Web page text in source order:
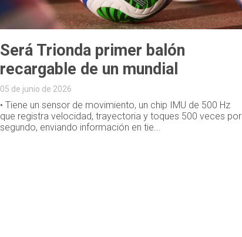
Será Trionda primer balón
recargable de un mundial
05 de junio de 2026
• Tiene un sensor de movimiento, un chip IMU de 500 Hz
que registra velocidad, trayectoria y toques 500 veces por
segundo, enviando información en tie...